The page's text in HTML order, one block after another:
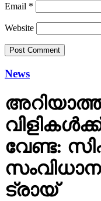
Email *
Website
News
വേണ്ട:
ട്രായ്